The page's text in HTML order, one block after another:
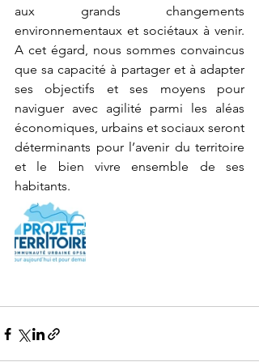
aux grands changements
environnementaux et sociétaux à venir.
A cet égard, nous sommes convaincus
que sa capacité à partager et à adapter
ses objectifs et ses moyens pour
naviguer avec agilité parmi les aléas
économiques, urbains et sociaux seront
déterminants pour l’avenir du territoire
et le bien vivre ensemble de ses
habitants.